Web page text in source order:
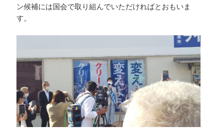
ン候補には国会で取り組んでいただければとおもいま
す。